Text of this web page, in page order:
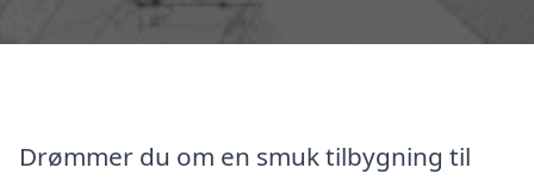
Drømmer du om en smuk tilbygning til